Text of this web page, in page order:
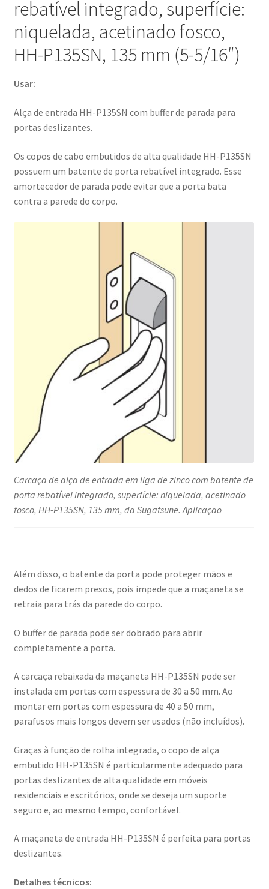
para
Portas
Deslizantes,
por
/
(Japão)
rebatível integrado, superfície:
niquelada, acetinado fosco,
HH-P135SN, 135 mm (5-5/16″)
Usar:
Alça de entrada HH-P135SN com buffer de parada para
portas deslizantes.
Os copos de cabo embutidos de alta qualidade HH-P135SN
possuem um batente de porta rebatível integrado. Esse
amortecedor de parada pode evitar que a porta bata
contra a parede do corpo.
Carcaça de alça de entrada em liga de zinco com batente de
porta rebatível integrado, superfície: niquelada, acetinado
fosco, HH-P135SN, 135 mm, da Sugatsune. Aplicação
Além disso, o batente da porta pode proteger mãos e
dedos de ficarem presos, pois impede que a maçaneta se
retraia para trás da parede do corpo.
O buffer de parada pode ser dobrado para abrir
completamente a porta.
A carcaça rebaixada da maçaneta HH-P135SN pode ser
instalada em portas com espessura de 30 a 50 mm. Ao
montar em portas com espessura de 40 a 50 mm,
parafusos mais longos devem ser usados (não incluídos).
Graças à função de rolha integrada, o copo de alça
embutido HH-P135SN é particularmente adequado para
portas deslizantes de alta qualidade em móveis
residenciais e escritórios, onde se deseja um suporte
seguro e, ao mesmo tempo, confortável.
A maçaneta de entrada HH-P135SN é perfeita para portas
deslizantes.
Detalhes técnicos: